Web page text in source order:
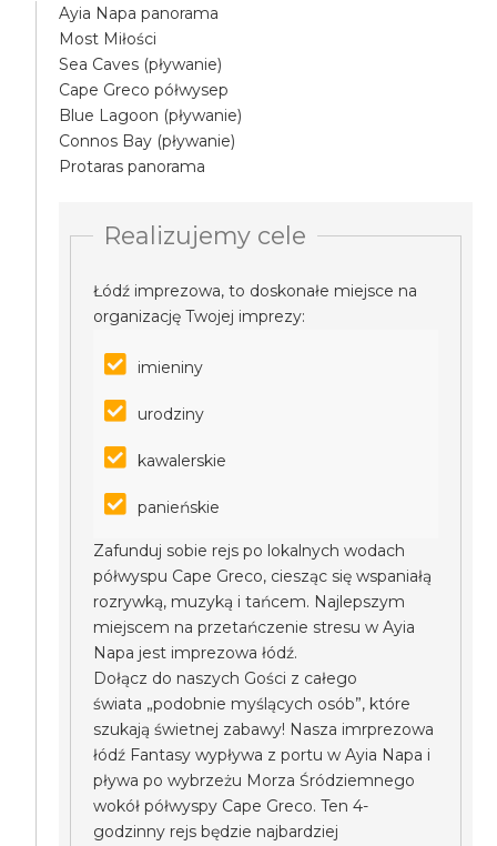
Ayia Napa panorama
Most Miłości
Sea Caves (pływanie)
Cape Greco półwysep
Blue Lagoon (pływanie)
Connos Bay (pływanie)
Protaras panorama
Realizujemy cele
Łódź imprezowa, to doskonałe miejsce na
organizację Twojej imprezy:
imieniny
urodziny
kawalerskie
panieńskie
Zafunduj sobie rejs po lokalnych wodach
półwyspu Cape Greco, ciesząc się wspaniałą
rozrywką, muzyką i tańcem. Najlepszym
miejscem na przetańczenie stresu w Ayia
Napa jest imprezowa łódź.
Dołącz do naszych Gości z całego
świata „podobnie myślących osób”, które
szukają świetnej zabawy! Nasza imrprezowa
łódź Fantasy wypływa z portu w Ayia Napa i
pływa po wybrzeżu Morza Śródziemnego
wokół półwyspy Cape Greco. Ten 4-
godzinny rejs będzie najbardziej